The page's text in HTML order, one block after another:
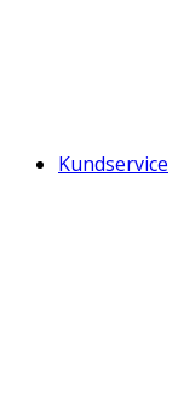
Kundservice